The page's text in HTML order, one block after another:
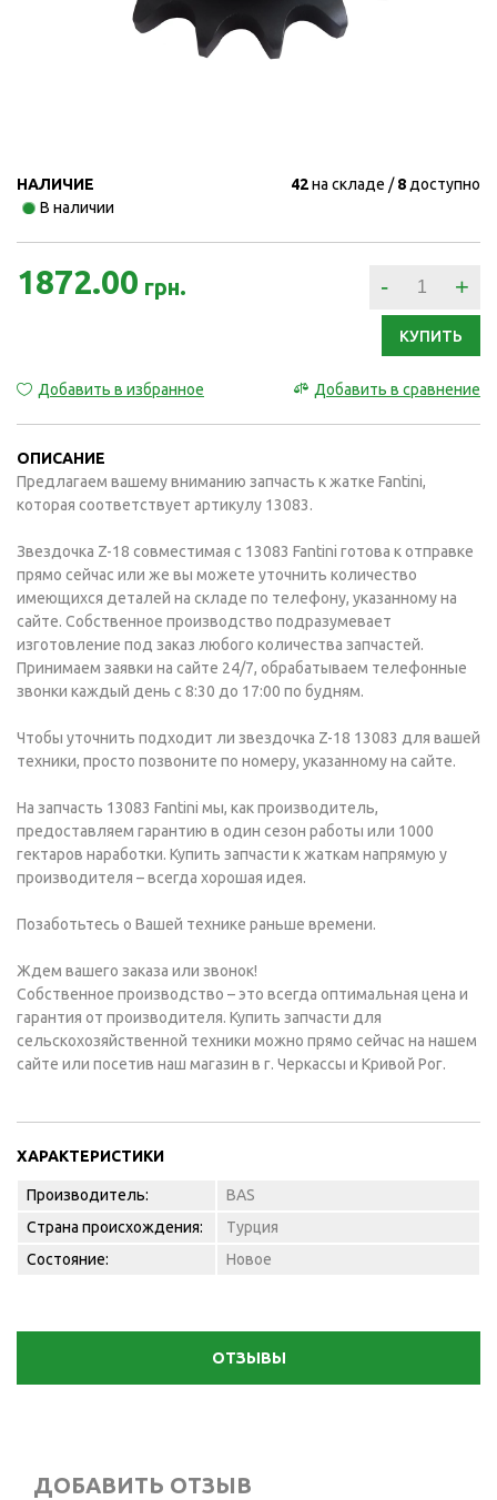
НАЛИЧИЕ
В наличии
42на складе 8 доступно
1872.00 грн. - +
КУПИТЬ
Добавить в избранное Добавить в сравнение
ОПИСАНИЕ
Предлагаем вашему вниманию запчасть к жатке Fantini,
которая соответствует артикулу 13083.
Звездочка Z-18 совместимая с 13083 Fantini готова к отправке
прямо сейчас или же вы можете уточнить количество
имеющихся деталей на складе по телефону, указанному на
сайте. Собственное производство подразумевает
изготовление под заказ любого количества запчастей.
Принимаем заявки на сайте 24/7, обрабатываем телефонные
звонки каждый день с 8:30 до 17:00 по будням.
Чтобы уточнить подходит ли звездочка Z-18 13083 для вашей
техники, просто позвоните по номеру, указанному на сайте.
На запчасть 13083 Fantini мы, как производитель,
предоставляем гарантию в один сезон работы или 1000
гектаров наработки. Купить запчасти к жаткам напрямую у
производителя – всегда хорошая идея.
Позаботьтесь о Вашей технике раньше времени.
Ждем вашего заказа или звонок!
Собственное производство – это всегда оптимальная цена и
гарантия от производителя. Купить запчасти для
сельскохозяйственной техники можно прямо сейчас на нашем
сайте или посетив наш магазин в г. Черкассы и Кривой Рог.
ХАРАКТЕРИСТИКИ
Производитель:
BAS
Страна происхождения:
Турция
Состояние:
Новое
ОТЗЫВЫ
ДОБАВИТЬ ОТЗЫВ